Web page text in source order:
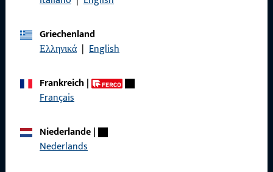
Griechenland
Ελληνικά | English
Frankreich|
Français
Niederlande|
Nederlands
Allgemeines